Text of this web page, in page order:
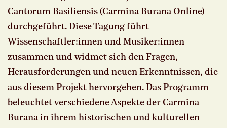
Cantorum Basiliensis (Carmina Burana Online)
durchgeführt. Diese Tagung führt
Wissenschaftler:innen und Musiker:innen
zusammen und widmet sich den Fragen,
Herausforderungen und neuen Erkenntnissen, die
aus diesem Projekt hervorgehen. Das Programm
beleuchtet verschiedene Aspekte der Carmina
Burana in ihrem historischen und kulturellen